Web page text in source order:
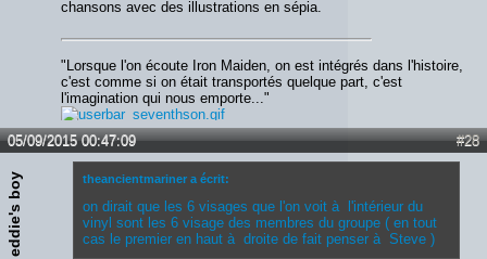
chansons avec des illustrations en sépia.
"Lorsque l'on écoute Iron Maiden, on est intégrés dans l'histoire,
c'est comme si on était transportés quelque part, c'est
l'imagination qui nous emporte..."
#28
05/09/2015 00:47:09
eddie's boy theancientmariner a écrit:
on dirait que les 6 visages que l'on voit à l'intérieur du
vinyl sont les 6 visage des membres du groupe ( en tout
cas le premier en haut à droite de fait penser à Steve )